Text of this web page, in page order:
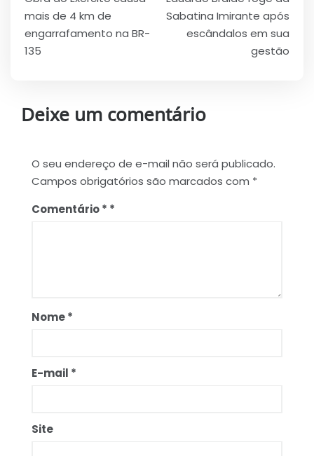
de
Post
mais de 4 km de
engarrafamento na BR-
135
Sabatina Imirante após
escândalos em sua
gestão
Deixe um comentário
O seu endereço de e-mail não será publicado.
Campos obrigatórios são marcados com *
Comentário*
Nome*
E-mail *
Site